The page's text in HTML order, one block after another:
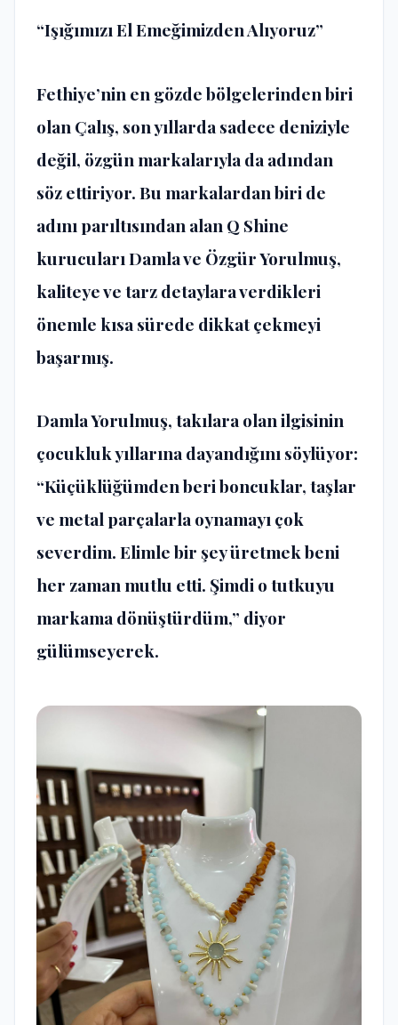
“Işığımızı El Emeğimizden Alıyoruz”
Fethiye’nin en gözde bölgelerinden biri
olan Çalış, son yıllarda sadece deniziyle
değil, özgün markalarıyla da adından
söz ettiriyor. Bu markalardan biri de
adını parıltısından alan Q Shine
kurucuları Damla ve Özgür Yorulmuş,
kaliteye ve tarz detaylara verdikleri
önemle kısa sürede dikkat çekmeyi
başarmış.
Damla Yorulmuş, takılara olan ilgisinin
çocukluk yıllarına dayandığını söylüyor:
“Küçüklüğümden beri boncuklar, taşlar
ve metal parçalarla oynamayı çok
severdim. Elimle bir şey üretmek beni
her zaman mutlu etti. Şimdi o tutkuyu
markama dönüştürdüm,” diyor
gülümseyerek.